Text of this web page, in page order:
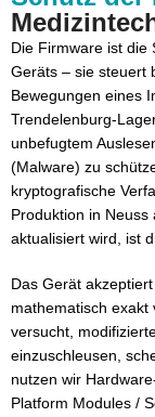
Die Firmware ist die
Geräts – sie steuert
Bewegungen eines
Trendelenburg-
unbefugtem
(Malware) zu
kryptografische
Produktion in
aktualisiert wird, ist
Das Gerät
mathematisch exakt
versucht,
einzuschleusen,
nutzen wir
Platform Modules /